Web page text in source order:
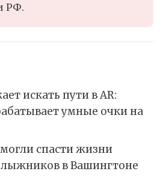
РФ.
искать пути в AR:
умные очки на
спасти жизни
в Вашингтоне